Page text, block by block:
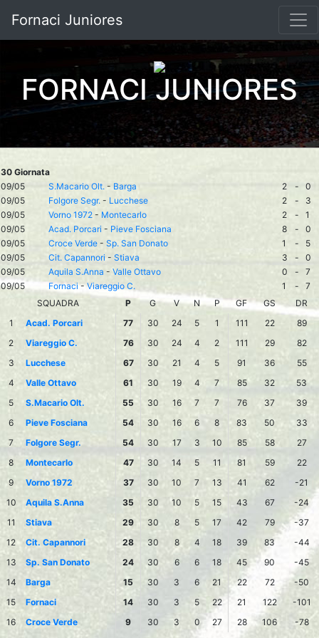
Fornaci Juniores
FORNACI JUNIORES
30 Giornata
09/05
S.Macario Olt. - Barga 2 -
0
09/05
Folgore Segr. - Lucchese 2 -
3
09/05
Vorno 1972 - Montecarlo 2 -
1
09/05
Acad. Porcari - Pieve Fosciana 8 -
0
09/05
Croce Verde - Sp. San Donato 1 -
5
09/05
Cit. Capannori - Stiava 3 -
0
09/05
Aquila S.Anna - Valle Ottavo 0 -
7
09/05
Fornaci-Viareggio C. 1 -
7
SQUADRA
P G V N P GF GS
DR
1
Acad. Porcari 77 30 24 5 1 111 22
89
2
Viareggio C. 76 30 24 4 2 111 29
82
3
Lucchese 67 30 21 4 5 91 36
55
4
Valle Ottavo 61 30 19 4 7 85 32
53
5
S.Macario Olt. 55 30 16 7 7 76 37
39
6
Pieve Fosciana 54 30 16 6 8 83 50
33
7
Folgore Segr. 54 30 17 3 10 85 58
27
8
Montecarlo 47 30 14 5 11 81 59
22
9
Vorno 1972 37 30 10 7 13 41 62
-21
10
Aquila S.Anna 35 30 10 5 15 43 67
-24
11
Stiava 29 30 8 5 17 42 79
-37
12
Cit. Capannori 28 30 8 4 18 39 83
-44
13
Sp. San Donato 24 30 6 6 18 45 90
-45
14
Barga 15 30 3 6 21 22 72
-50
15
Fornaci 14 30 3 5 22 21 122
-101
16
Croce Verde 9 30 3 0 27 28 106 -78